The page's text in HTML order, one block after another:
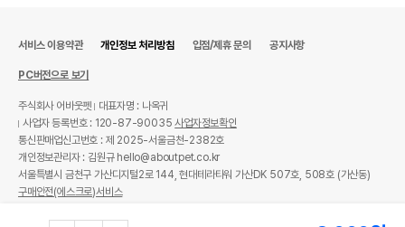
서비스 이용약관 개인정보 처리방침 입점/제휴 문의 공지사항
PC버전으로 보기
주식회사 어바웃펫
대표자명 : 나옥귀
사업자 등록번호 : 120-87-90035사업자정보확인
통신판매업신고번호 : 제 2025-서울금천-2382호
개인정보관리자 : 김원규 hello@aboutpet.co.kr
서울특별시 금천구 가산디지털2로 144, 현대테라타워 가산DK 507호, 508호 (가산동)
구매안전(에스크로)서비스